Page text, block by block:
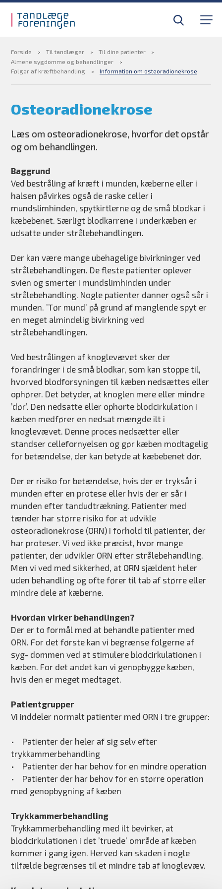
Til tandlæger
Medlemsfordele
Om foreningen
Find din tandlægevagt
Kurser og efteruddannelse
BLIV MEDLEM
Forside Til tandlæger
Til dine patienter
Almene sygdomme og behandlinger
Følger af kræftbehandling
Information om osteoradionekrose
Osteoradionekrose
Læs om osteoradionekrose, hvorfor det opstår
og om behandlingen.
Baggrund
Ved bestråling af kræft i munden, kæberne eller i
halsen påvirkes også de raske celler i
mundslimhinden, spytkirtlerne og de små blodkar i
kæbebenet. Særligt blodkarrene i underkæben er
udsatte under strålebehandlingen.
Der kan være mange ubehagelige bivirkninger ved
strålebehandlingen. De fleste patienter oplever
svien og smerter i mundslimhinden under
strålebehandling. Nogle patienter danner også sår i
munden. ’Tør mund’ på grund af manglende spyt er
en meget almindelig bivirkning ved
strålebehandlingen.
Ved bestrålingen af knoglevævet sker der
forandringer i de små blodkar, som kan stoppe til,
hvorved blodforsyningen til kæben nedsættes eller
ophører. Det betyder, at knoglen mere eller mindre
’dør’. Den nedsatte eller ophørte blodcirkulation i
kæben medfører en nedsat mængde ilt i
knoglevævet. Denne proces nedsætter eller
standser cellefornyelsen og gør kæben modtagelig
for betændelse, der kan betyde at kæbebenet dør.
Der er risiko for betændelse, hvis der er tryksår i
munden efter en protese eller hvis der er sår i
munden efter tandudtrækning. Patienter med
tænder har større risiko for at udvikle
osteoradionekrose (ORN) i forhold til patienter, der
har proteser. Vi ved ikke præcist, hvor mange
patienter, der udvikler ORN efter strålebehandling.
Men vi ved med sikkerhed, at ORN sjældent heler
uden behandling og ofte fører til tab af større eller
mindre dele af kæberne.
Hvordan virker behandlingen?
Der er to formål med at behandle patienter med
ORN. For det første kan vi begrænse følgerne af
syg- dommen ved at stimulere blodcirkulationen i
kæben. For det andet kan vi genopbygge kæben,
hvis den er meget medtaget.
Patientgrupper
Vi inddeler normalt patienter med ORN i tre grupper:
• Patienter der heler af sig selv efter
trykkammerbehandling
• Patienter der har behov for en mindre operation
• Patienter der har behov for en større operation
med genopbygning af kæben
Trykkammerbehandling
Trykkammerbehandling med ilt bevirker, at
blodcirkulationen i det ’truede’ område af kæben
kommer i gang igen. Herved kan skaden i nogle
tilfælde begrænses til et mindre tab af knoglevæv.